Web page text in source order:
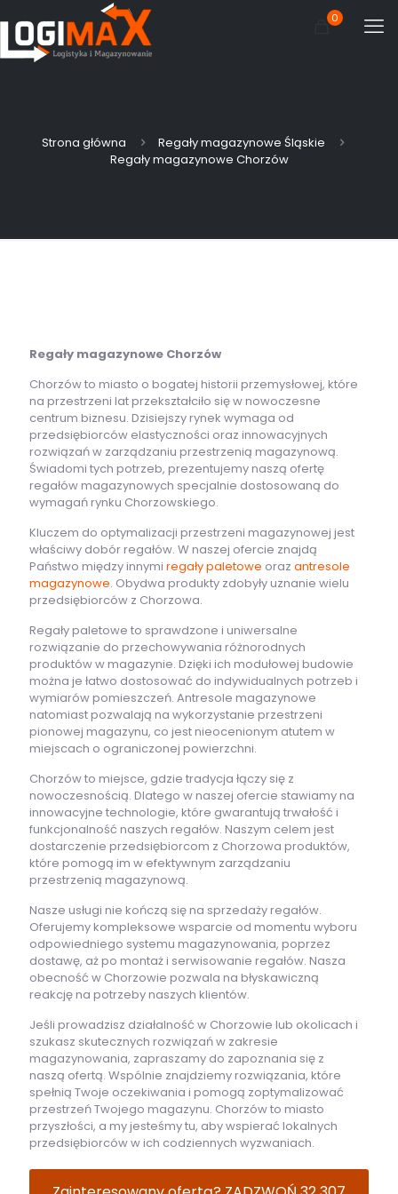
0
Strona główna
Regały magazynowe Śląskie
Regały magazynowe Chorzów
Regały magazynowe Chorzów
Chorzów to miasto o bogatej historii przemysłowej, które
na przestrzeni lat przekształciło się w nowoczesne
centrum biznesu. Dzisiejszy rynek wymaga od
przedsiębiorców elastyczności oraz innowacyjnych
rozwiązań w zarządzaniu przestrzenią magazynową.
Świadomi tych potrzeb, prezentujemy naszą ofertę
regałów magazynowych specjalnie dostosowaną do
wymagań rynku Chorzowskiego.
Kluczem do optymalizacji przestrzeni magazynowej jest
właściwy dobór regałów. W naszej ofercie znajdą
Państwo między innymi regały paletowe oraz antresole
magazynowe. Obydwa produkty zdobyły uznanie wielu
przedsiębiorców z Chorzowa.
Regały paletowe to sprawdzone i uniwersalne
rozwiązanie do przechowywania różnorodnych
produktów w magazynie. Dzięki ich modułowej budowie
można je łatwo dostosować do indywidualnych potrzeb i
wymiarów pomieszczeń. Antresole magazynowe
natomiast pozwalają na wykorzystanie przestrzeni
pionowej magazynu, co jest nieocenionym atutem w
miejscach o ograniczonej powierzchni.
Chorzów to miejsce, gdzie tradycja łączy się z
nowoczesnością. Dlatego w naszej ofercie stawiamy na
innowacyjne technologie, które gwarantują trwałość i
funkcjonalność naszych regałów. Naszym celem jest
dostarczenie przedsiębiorcom z Chorzowa produktów,
które pomogą im w efektywnym zarządzaniu
przestrzenią magazynową.
Nasze usługi nie kończą się na sprzedaży regałów.
Oferujemy kompleksowe wsparcie od momentu wyboru
odpowiedniego systemu magazynowania, poprzez
dostawę, aż po montaż i serwisowanie regałów. Nasza
obecność w Chorzowie pozwala na błyskawiczną
reakcję na potrzeby naszych klientów.
Jeśli prowadzisz działalność w Chorzowie lub okolicach i
szukasz skutecznych rozwiązań w zakresie
magazynowania, zapraszamy do zapoznania się z
naszą ofertą. Wspólnie znajdziemy rozwiązania, które
spełnią Twoje oczekiwania i pomogą zoptymalizować
przestrzeń Twojego magazynu. Chorzów to miasto
przyszłości, a my jesteśmy tu, aby wspierać lokalnych
przedsiębiorców w ich codziennych wyzwaniach.